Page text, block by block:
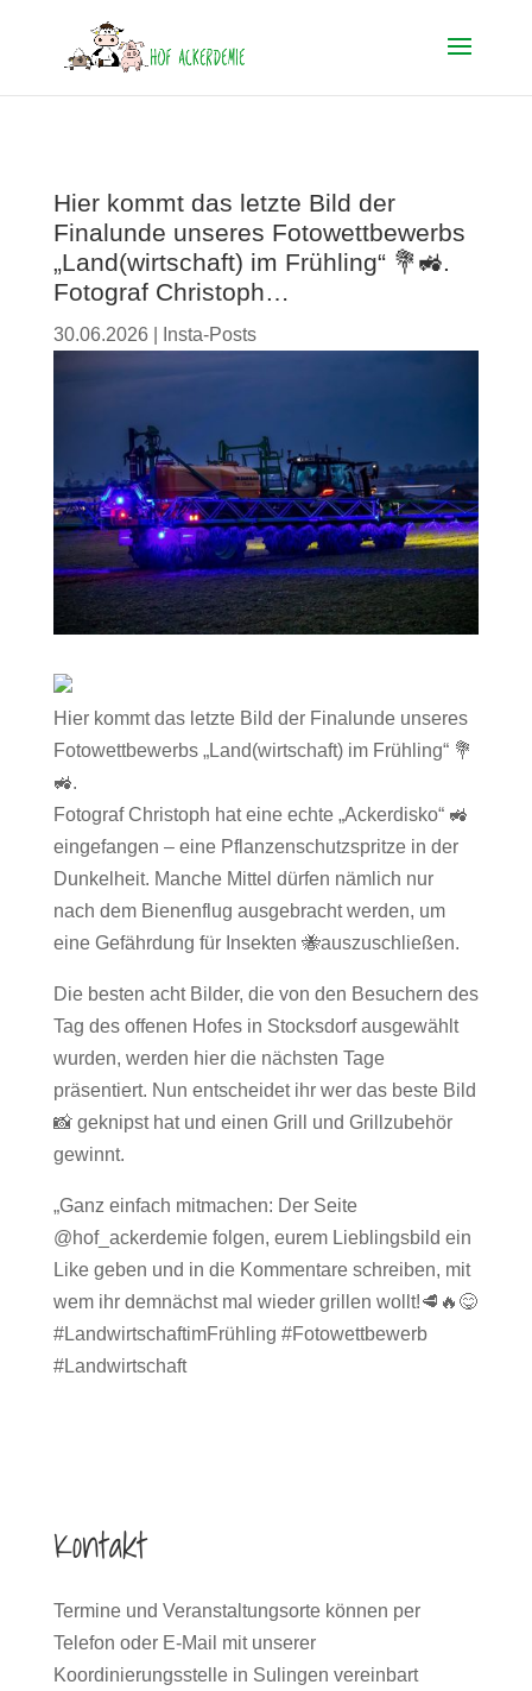
Hier kommt das letzte Bild der
Finalunde unseres Fotowettbewerbs
„Land(wirtschaft) im Frühling“ 💐🚜.
Fotograf Christoph…
30.06.2026 Insta-Posts
Hier kommt das letzte Bild der Finalunde unseres
Fotowettbewerbs „Land(wirtschaft) im Frühling“ 💐
🚜.
Fotograf Christoph hat eine echte „Ackerdisko“ 🚜
eingefangen – eine Pflanzenschutzspritze in der
Dunkelheit. Manche Mittel dürfen nämlich nur
nach dem Bienenflug ausgebracht werden, um
eine Gefährdung für Insekten 🐝auszuschließen.
Die besten acht Bilder, die von den Besuchern des
Tag des offenen Hofes in Stocksdorf ausgewählt
wurden, werden hier die nächsten Tage
präsentiert. Nun entscheidet ihr wer das beste Bild
📸 geknipst hat und einen Grill und Grillzubehör
gewinnt.
„Ganz einfach mitmachen: Der Seite
@hof_ackerdemie folgen, eurem Lieblingsbild ein
Like geben und in die Kommentare schreiben, mit
wem ihr demnächst mal wieder grillen wollt!🥩🔥😋
#LandwirtschaftimFrühling #Fotowettbewerb
#Landwirtschaft
Kontakt
Termine und Veranstaltungsorte können per
Telefon oder E-Mail mit unserer
Koordinierungsstelle in Sulingen vereinbart